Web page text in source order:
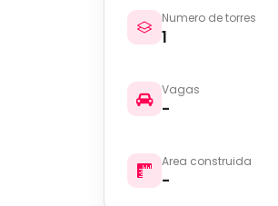
Numero de torres
1
Vagas
-
Area construida
-